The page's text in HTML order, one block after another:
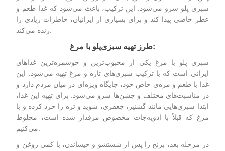
سبزی‌ پلو سرو می‌شود. این ترکیب، باعث می‌شود که غذا طعم و
عطر خاصی پیدا کند و برای بسیاری از ایرانیان، خاطرات زیادی را
طرز تهیه سبزیپلو با مرغ :
سبزی‌ پلو با مرغ یکی از محبوب‌ترین و خوشمزه‌ترین غذاهای
ایرانی است که با ترکیب سبزی‌های تازه و مرغ تهیه می‌شود. این
غذا با طعم و مزه‌ی خاص خود، جایگاه ویژه‌ای در میان مردم دارد و
در مناسبت‌های مختلف و جشن‌ها سرو می‌شود. برای تهیه این غذا،
ابتدا سبزی‌هایی مانند گشنیز، جعفری، شوید و تره را خرد کرده و با
مرغ که قبلاً با ادویه‌جات مخصوص مرقدار شده است، مخلوط
در مرحله بعد، برنج را پس از شستشو و خیساندن، با کمی روغن و